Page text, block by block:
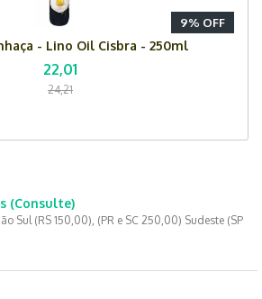
9% OFF
- Lino Oil Cisbra - 250ml
22,01
24,21
(Consulte)
Sul (RS 150,00), (PR e SC 250,00) Sudeste (SP